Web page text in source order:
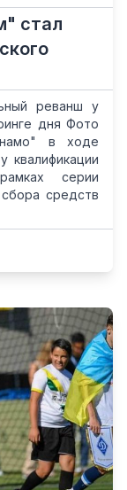
стал
реванш у
дня Фото
в ходе
квалификации
серии
средств